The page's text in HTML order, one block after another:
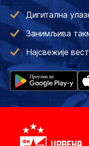
Дигитална
Занимљива
Најсвежије